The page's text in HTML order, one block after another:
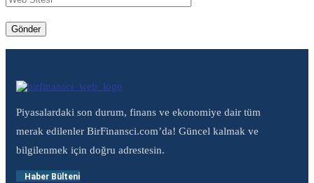
Piyasalardaki son durum, finans ve ekonomiye dair tüm
merak edilenler BirFinansci.com’da! Güncel kalmak ve
bilgilenmek için doğru adrestesin.
Haber Bülteni